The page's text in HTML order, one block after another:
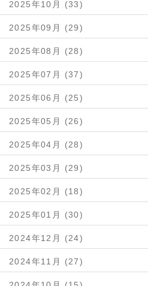
2025年10月 (33)
2025年09月 (29)
2025年08月 (28)
2025年07月 (37)
2025年06月 (25)
2025年05月 (26)
2025年04月 (28)
2025年03月 (29)
2025年02月 (18)
2025年01月 (30)
2024年12月 (24)
2024年11月 (27)